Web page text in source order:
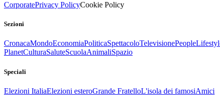
CorporatePrivacy PolicyCookie Policy
Sezioni
CronacaMondoEconomiaPoliticaSpettacoloTelevisionePeople
PlanetCulturaSaluteScuolaAnimaliSpazio
Speciali
Elezioni ItaliaElezioni esteroGrande FratelloL'isola dei famosiAmici